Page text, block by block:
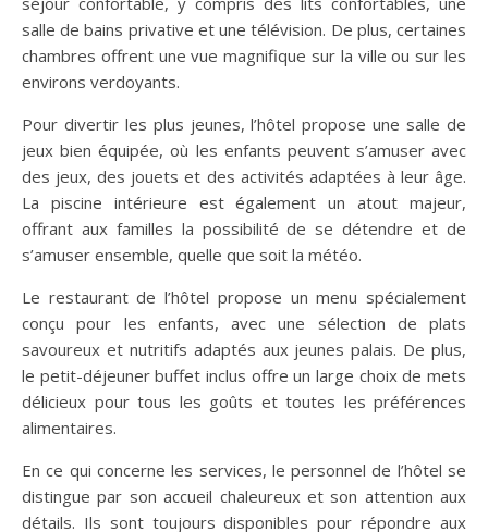
salle de bains privative et une télévision. De plus, certaines
chambres offrent une vue magnifique sur la ville ou sur les
environs verdoyants.
Pour divertir les plus jeunes, l’hôtel propose une salle de
jeux bien équipée, où les enfants peuvent s’amuser avec
des jeux, des jouets et des activités adaptées à leur âge.
La piscine intérieure est également un atout majeur,
offrant aux familles la possibilité de se détendre et de
s’amuser ensemble, quelle que soit la météo.
Le restaurant de l’hôtel propose un menu spécialement
conçu pour les enfants, avec une sélection de plats
savoureux et nutritifs adaptés aux jeunes palais. De plus,
le petit-déjeuner buffet inclus offre un large choix de mets
délicieux pour tous les goûts et toutes les préférences
alimentaires.
En ce qui concerne les services, le personnel de l’hôtel se
distingue par son accueil chaleureux et son attention aux
détails. Ils sont toujours disponibles pour répondre aux